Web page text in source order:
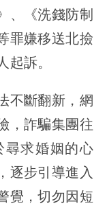
、《洗錢防制
罪嫌移送北撿
訴。
不斷翻新，網
，詐騙集團往
尋求婚姻的心
逐步引導進入
覺，切勿因短